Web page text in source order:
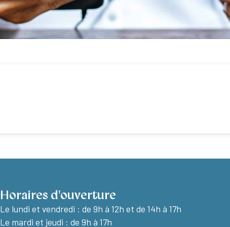
Horaires d'ouverture
Le lundi et vendredi : de 9h à 12h et de 14h à 17h
Le mardi et jeudi : de 9h à 17h